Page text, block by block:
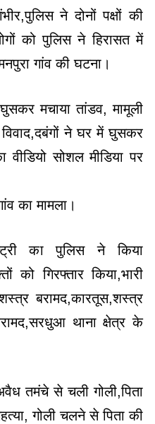
ने दोनों पक्षों की
को पुलिस ने हिरासत में
गांव की घटना।
मचाया तांडव, मामूली
ने घर में घुसकर
वीडियो सोशल मीडिया पर
का मामला।
का पुलिस ने किया
को गिरफ्तार किया,भारी
शस्त्र बरामद,कारतूस,शस्त्र
थाना क्षेत्र के
अवैध तमंचे से चली गोली,पिता
गोली चलने से पिता की